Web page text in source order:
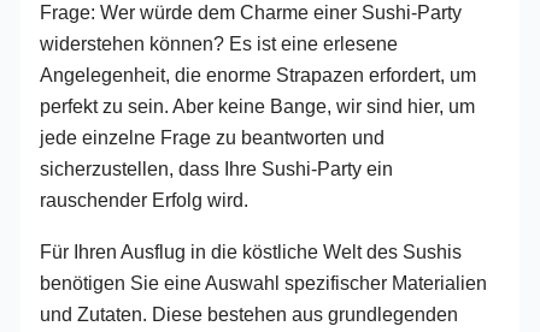
Frage: Wer würde dem Charme einer Sushi-Party
widerstehen können? Es ist eine erlesene
Angelegenheit, die enorme Strapazen erfordert, um
perfekt zu sein. Aber keine Bange, wir sind hier, um
jede einzelne Frage zu beantworten und
sicherzustellen, dass Ihre Sushi-Party ein
rauschender Erfolg wird.
Für Ihren Ausflug in die köstliche Welt des Sushis
benötigen Sie eine Auswahl spezifischer Materialien
und Zutaten. Diese bestehen aus grundlegenden